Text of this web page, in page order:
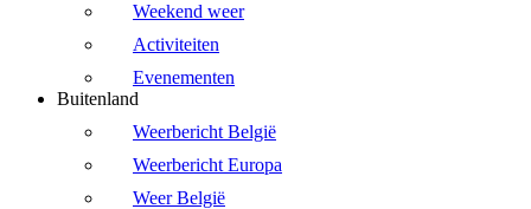
Weekend weer
Activiteiten
Evenementen
Buitenland
Weerbericht België
Weerbericht Europa
Weer België